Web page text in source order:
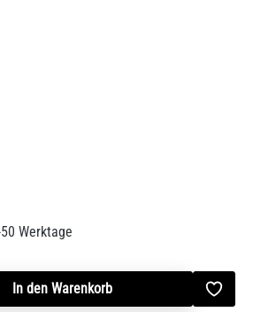
Werktage
In den Warenkorb